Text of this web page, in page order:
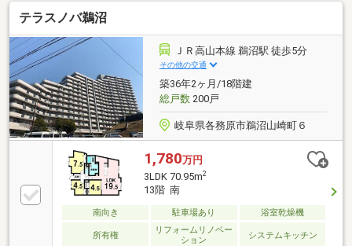
味した生涯バージョンの無料プランニングもできます
♪お気軽にご相談ください(^^)/TEL：0120-315-300◇メ
ールでのお問い合わせの際は、担当者より折り返しお
電話またはメールにてご連絡させていただきます☆
テラスノバ鵜沼
ＪＲ高山本線 鵜沼駅 徒歩5分
その他の交通
築36年2ヶ月/18階建
総戸数200戸
岐阜県各務原市鵜沼山崎町６
1,780万円
3LDK 70.95m2
13階 南
南向き 駐車場あり 浴室乾燥機
所有権
リフォームリノベー
ション
システムキッチン